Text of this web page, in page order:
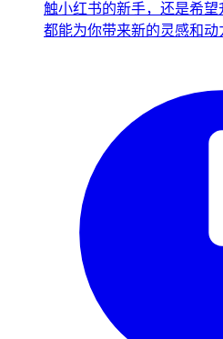
触小红书的新手，还是希
都能为你带来新的灵感和动